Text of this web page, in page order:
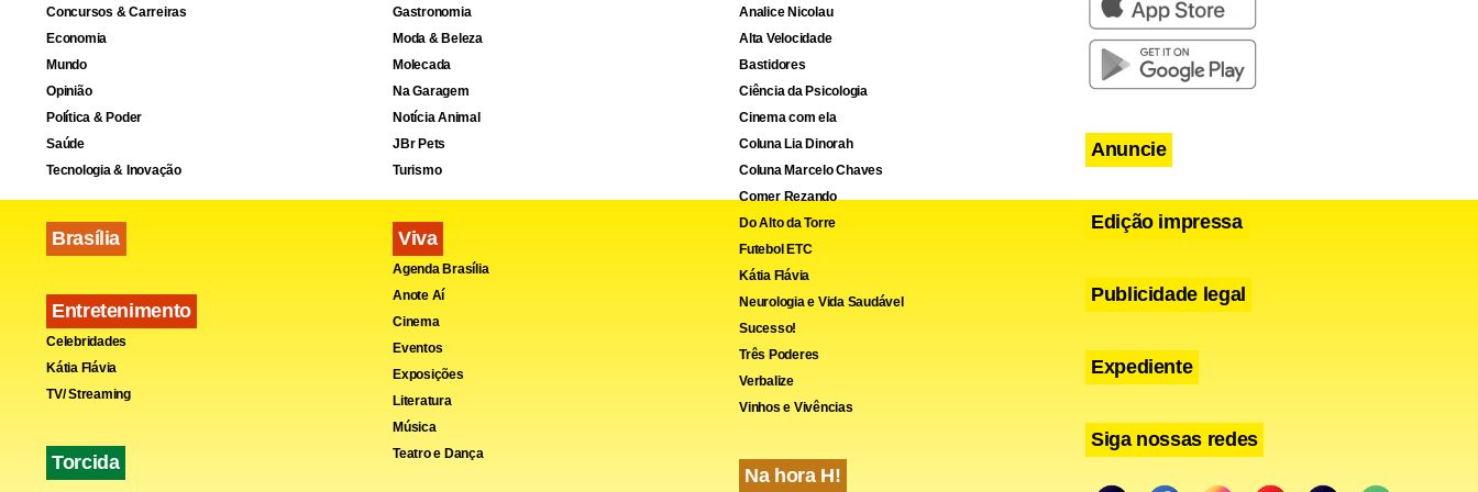
Telegram
Share
Concursos & Carreiras
Economia
Mundo
Opinião
Política & Poder
Saúde
Tecnologia & Inovação
Brasília
Entretenimento
Celebridades
Kátia Flávia
TV/ Streaming
Torcida
Gastronomia
Moda & Beleza
Molecada
Na Garagem
Notícia Animal
JBr Pets
Turismo
Viva
Agenda Brasília
Anote Aí
Cinema
Eventos
Exposições
Literatura
Música
Teatro e Dança
Analice Nicolau
Alta Velocidade
Bastidores
Ciência da Psicologia
Cinema com ela
Coluna Lia Dinorah
Coluna Marcelo Chaves
Comer Rezando
Do Alto da Torre
Futebol ETC
Kátia Flávia
Neurologia e Vida Saudável
Sucesso!
Três Poderes
Verbalize
Vinhos e Vivências
Na hora H!
Anuncie
Edição impressa
Publicidade legal
Expediente
Siga nossas redes